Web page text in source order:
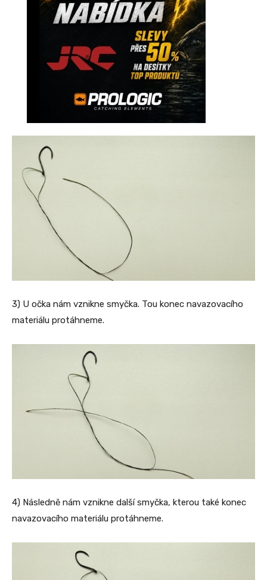
3) U očka nám vznikne smyčka. Tou konec navazovacího
materiálu protáhneme.
4) Následně nám vznikne další smyčka, kterou také konec
navazovacího materiálu protáhneme.